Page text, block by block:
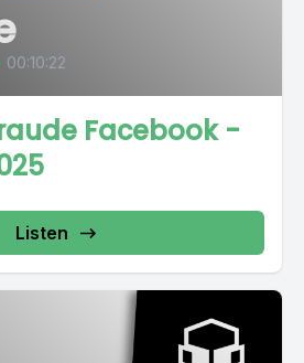
00:10:22
Facebook -
Listen